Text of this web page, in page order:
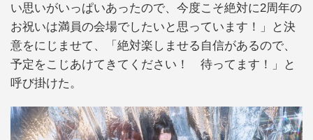
い思いがいっぱいあったので、今度こそ絶対に2周年の
お祝いは満員の会場でしたいと思っています！」と決
意をにじませて、「絶対楽しませる自信があるので、
予定をこじあけてきてください！ 待ってます！」と
呼び掛けた。